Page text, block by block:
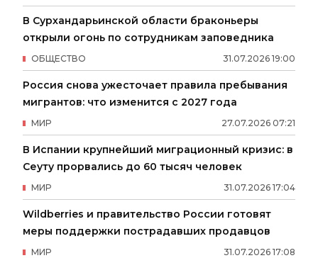
В Сурхандарьинской области браконьеры
открыли огонь по сотрудникам заповедника
31.07.2026 19:00
ОБЩЕСТВО
Россия снова ужесточает правила пребывания
мигрантов: что изменится с 2027 года
27.07.2026 07:21
МИР
В Испании крупнейший миграционный кризис: в
Сеуту прорвались до 60 тысяч человек
31.07.2026 17:04
МИР
Wildberries и правительство России готовят
меры поддержки пострадавших продавцов
31.07.2026 17:08
МИР